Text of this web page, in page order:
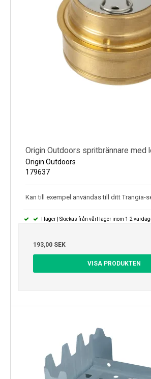
Origin Outdoors spritbrännare med
Origin Outdoors
179637
Kan till exempel användas till ditt Trangia-
I lager | Skickas från vårt lager inom 1-2
193,00 SEK
VISA PRODUKTEN